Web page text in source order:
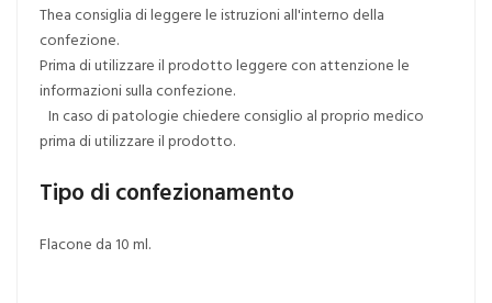
Thea consiglia di leggere le istruzioni all'interno della
confezione.
Prima di utilizzare il prodotto leggere con attenzione le
informazioni sulla confezione.
In caso di patologie chiedere consiglio al proprio medico
prima di utilizzare il prodotto.
Tipo di confezionamento
Flacone da 10 ml.